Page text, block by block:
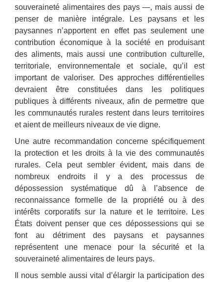
souveraineté alimentaires des pays —, mais aussi de
penser de manière intégrale. Les paysans et les
paysannes n’apportent en effet pas seulement une
contribution économique à la société en produisant
des aliments, mais aussi une contribution culturelle,
territoriale, environnementale et sociale, qu’il est
important de valoriser. Des approches différentielles
devraient être constituées dans les politiques
publiques à différents niveaux, afin de permettre que
les communautés rurales restent dans leurs territoires
et aient de meilleurs niveaux de vie digne.
Une autre recommandation concerne spécifiquement
la protection et les droits à la vie des communautés
rurales. Cela peut sembler évident, mais dans de
nombreux endroits il y a des processus de
dépossession systématique dû à l’absence de
reconnaissance formelle de la propriété ou à des
intérêts corporatifs sur la nature et le territoire. Les
États doivent penser que ces dépossessions qui se
font au détriment des paysans et paysannes
représentent une menace pour la sécurité et la
souveraineté alimentaires de leurs pays.
Il nous semble aussi vital d’élargir la participation des